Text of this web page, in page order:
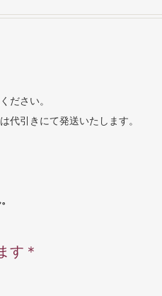
ださい。
代引きにて発送いたします。
す＊